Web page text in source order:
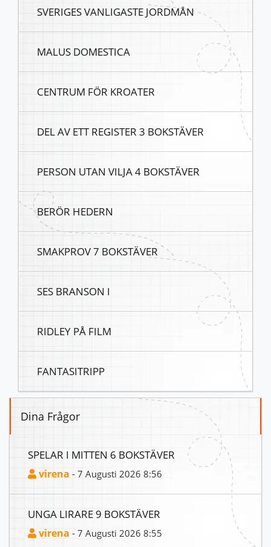
SVERIGES VANLIGASTE JORDMÅN
MALUS DOMESTICA
CENTRUM FÖR KROATER
DEL AV ETT REGISTER 3 BOKSTÄVER
PERSON UTAN VILJA 4 BOKSTÄVER
BERÖR HEDERN
SMAKPROV 7 BOKSTÄVER
SES BRANSON I
RIDLEY PÅ FILM
FANTASITRIPP
Dina Frågor
SPELAR I MITTEN 6 BOKSTÄVER
virena - 7 Augusti 2026 8:56
UNGA LIRARE 9 BOKSTÄVER
virena - 7 Augusti 2026 8:55